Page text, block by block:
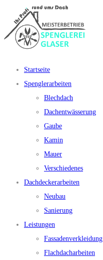
Startseite
Spenglerarbeiten
Blechdach
Dachentwässerung
Gaube
Kamin
Mauer
Verschiedenes
Dachdeckerarbeiten
Neubau
Sanierung
Leistungen
Fassadenverkleidung
Flachdacharbeiten